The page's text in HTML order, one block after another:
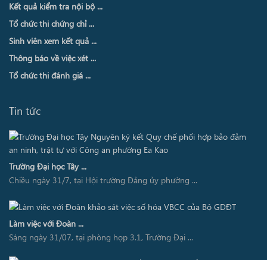
Kết quả kiểm tra nội bộ ...
Tổ chức thi chứng chỉ ...
Sinh viên xem kết quả ...
Thông báo về việc xét ...
Tổ chức thi đánh giá ...
Tin tức
Trường Đại học Tây ...
Chiều ngày 31/7, tại Hội trường Đảng ủy phường ...
Làm việc với Đoàn ...
Sáng ngày 31/07, tại phòng họp 3.1, Trường Đại ...